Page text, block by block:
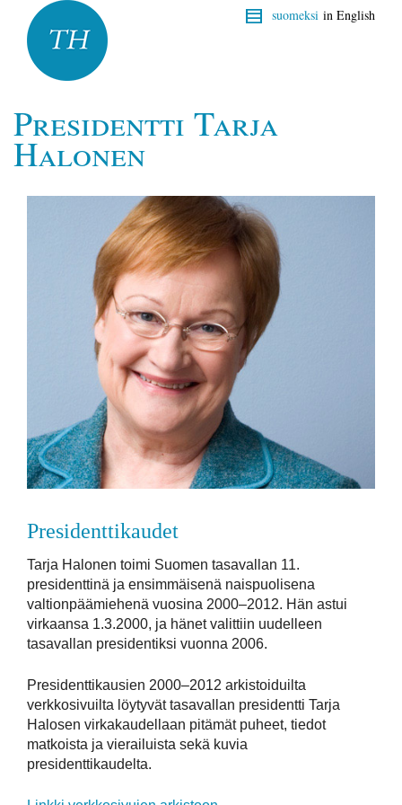
suomeksi in English
Presidentti Tarja
Halonen
Presidenttikaudet
Tarja Halonen toimi Suomen tasavallan 11.
presidenttinä ja ensimmäisenä naispuolisena
valtionpäämiehenä vuosina 2000–2012. Hän astui
virkaansa 1.3.2000, ja hänet valittiin uudelleen
tasavallan presidentiksi vuonna 2006.
Presidenttikausien 2000–2012 arkistoiduilta
verkkosivuilta löytyvät tasavallan presidentti Tarja
Halosen virkakaudellaan pitämät puheet, tiedot
matkoista ja vierailuista sekä kuvia
presidenttikaudelta.